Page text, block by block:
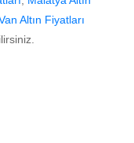
Altın Fiyatları